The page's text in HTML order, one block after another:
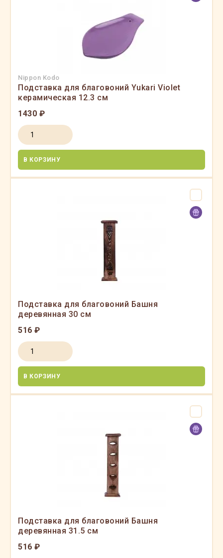
Nippon Kodo
Подставка для благовоний Yukari Violet
керамическая 12.3 см
1430 ₽
В КОРЗИНУ
Подставка для благовоний Башня
деревянная 30 см
516 ₽
В КОРЗИНУ
Подставка для благовоний Башня
деревянная 31.5 см
516 ₽